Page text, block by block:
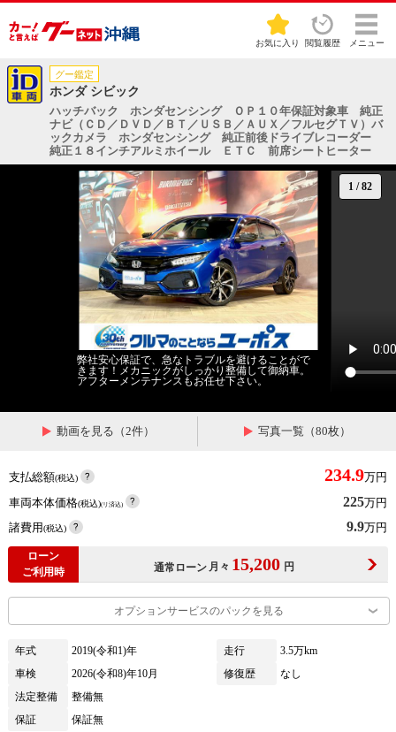
お気に入り 閲覧履歴 メニュー
グー鑑定
ホンダ シビック
ハッチバック ホンダセンシング ＯＰ１０年保証対象車 純正
ナビ（ＣＤ／ＤＶＤ／ＢＴ／ＵＳＢ／ＡＵＸ／フルセグＴＶ）バ
ックカメラ ホンダセンシング 純正前後ドライブレコーダー
純正１８インチアルミホイール ＥＴＣ 前席シートヒーター
1 /82
弊社安心保証で、急なトラブルを避けることがで
きます！メカニックがしっかり整備して御納車。
アフターメンテナンスもお任せ下さい。
動画を見る（2件） 写真一覧（80枚）
支払総額(税込) 234.9万円
車両本体価格(税込)(リ済込) 225万円
諸費用(税込) 9.9万円
ローン
ご利用時
通常ローン 月々 15,200 円
オプションサービスのパックを見る
年式 2019(令和1)年 走行
3.5万km
車検
2026(令和8)年10月 修復歴
なし
法定整備
整備無
保証
保証無